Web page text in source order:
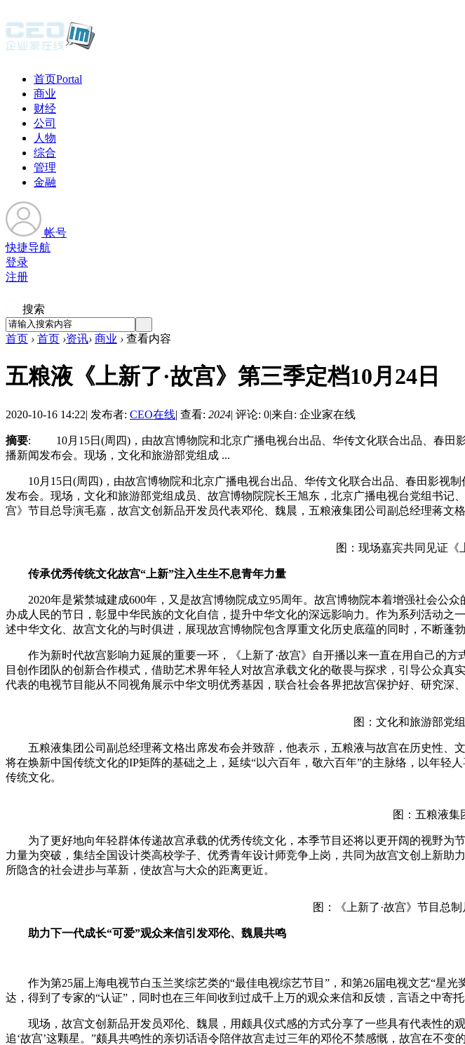
首页Portal
商业
财经
公司
人物
综合
管理
金融
帐号
快捷导航
登录
注册
搜索
首页 › 首页 ›资讯› 商业 › 查看内容
五粮液《上新了·故宫》第三季定档10月24日
2020-10-16 14:22| 发布者: CEO在线| 查看: 2024| 评论: 0|来自: 企业家在线
摘要: 10月15日(周四)，由故宫博物院和北京广播电视台出品、华传文化联合出品、春田
播新闻发布会。现场，文化和旅游部党组成 ...
10月15日(周四)，由故宫博物院和北京广播电视台出品、华传文化联合出品、春田影视
发布会。现场，文化和旅游部党组成员、故宫博物院院长王旭东，北京广播电视台党组书记
宫》节目总导演毛嘉，故宫文创新品开发员代表邓伦、魏晨，五粮液集团公司副总经理蒋文
图：现场嘉宾共同见证《上
传承优秀传统文化故宫“上新”注入生生不息青年力量
2020年是紫禁城建成600年，又是故宫博物院成立95周年。故宫博物院本着增强社会公众
办成人民的节日，彰显中华民族的文化自信，提升中华文化的深远影响力。作为系列活动
述中华文化、故宫文化的与时俱进，展现故宫博物院包含厚重文化历史底蕴的同时，不断蓬
作为新时代故宫影响力延展的重要一环，《上新了·故宫》自开播以来一直在用自己的方
目创作团队的创新合作模式，借助艺术界年轻人对故宫承载文化的敬畏与探求，引导公众
代表的电视节目能从不同视角展示中华文明优秀基因，联合社会各界把故宫保护好、研究深
图：文化和旅游部党组
五粮液集团公司副总经理蒋文格出席发布会并致辞，他表示，五粮液与故宫在历史性、
将在焕新中国传统文化的IP矩阵的基础之上，延续“以六百年，敬六百年”的主脉络，以年
传统文化。
图：五粮液集
为了更好地向年轻群体传递故宫承载的优秀传统文化，本季节目还将以更开阔的视野为
力量为突破，集结全国设计类高校学子、优秀青年设计师竞争上岗，共同为故宫文创上新
所隐含的社会进步与革新，使故宫与大众的距离更近。
图：《上新了·故宫》节目总制
助力下一代成长“可爱”观众来信引发邓伦、魏晨共鸣
作为第25届上海电视节白玉兰奖综艺类的“最佳电视综艺节目”，和第26届电视文艺“星光
达，得到了专家的“认证”，同时也在三年间收到过成千上万的观众来信和反馈，言语之中寄
现场，故宫文创新品开发员邓伦、魏晨，用颇具仪式感的方式分享了一些具有代表性的观
追‘故宫’这颗星。”颇具共鸣性的亲切话语令陪伴故宫走过三年的邓伦不禁感慨，故宫在不